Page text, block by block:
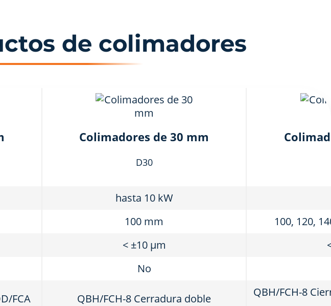
de colimadores
Colimadores de 30 mm
D30
hasta 10 kW
100 mm
100, 120,
< ±10 μm
No
FCA QBH/FCH-8 Cerradura doble QBH/FCH-8